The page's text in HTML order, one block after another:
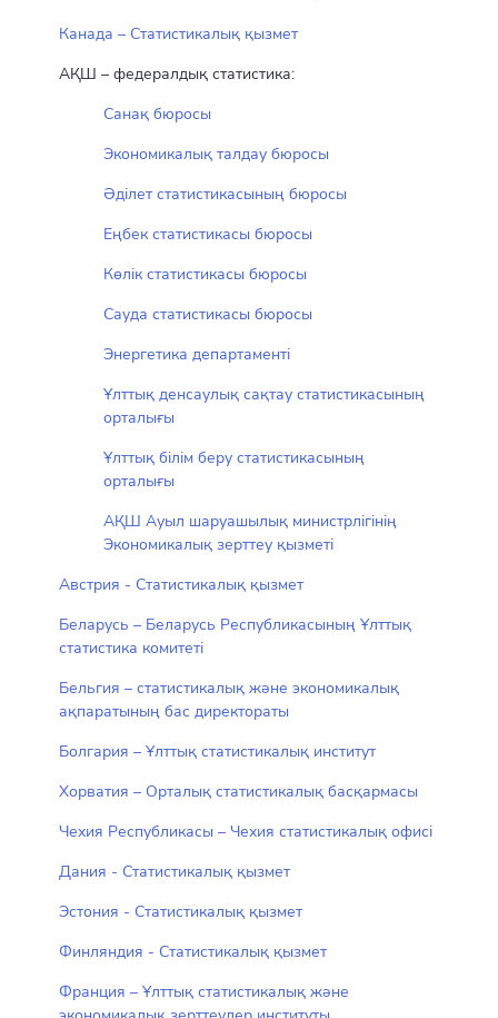
Канада – Статистикалық қызмет
АҚШ – федералдық статистика:
Санақ бюросы
Экономикалық талдау бюросы
Әділет статистикасының бюросы
Еңбек статистикасы бюросы
Көлік статистикасы бюросы
Сауда статистикасы бюросы
Энергетика департаменті
Ұлттық денсаулық сақтау статистикасының
орталығы
Ұлттық білім беру статистикасының
орталығы
АҚШ Ауыл шаруашылық министрлігінің
Экономикалық зерттеу қызметі
Австрия - Статистикалық қызмет
Беларусь – Беларусь Республикасының Ұлттық
статистика комитеті
Бельгия – статистикалық және экономикалық
ақпаратының бас директораты
Болгария – Ұлттық статистикалық институт
Хорватия – Орталық статистикалық басқармасы
Чехия Республикасы – Чехия статистикалық офисі
Дания - Статистикалық қызмет
Эстония - Статистикалық қызмет
Финляндия - Статистикалық қызмет
Франция – Ұлттық статистикалық және